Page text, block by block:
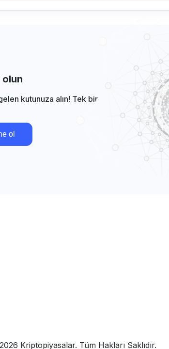
kutunuza alın! Tek bir
ol
Kriptopiyasalar. Tüm Hakları Saklıdır.